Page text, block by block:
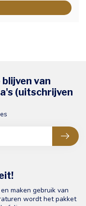
maken gebruik van
wordt het pakket
van
(uitschrijven